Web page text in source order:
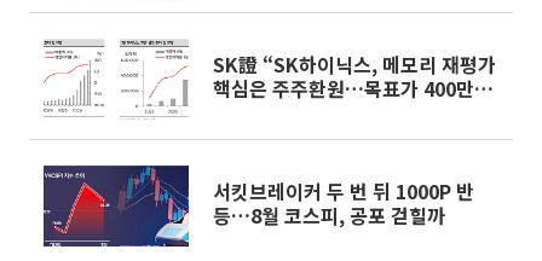
SK證 “SK하이닉스, 메모리 재평가
핵심은 주주환원…목표가 400만원
서킷브레이커 두 번 뒤 1000P 반
등…8월 코스피, 공포 걷힐까